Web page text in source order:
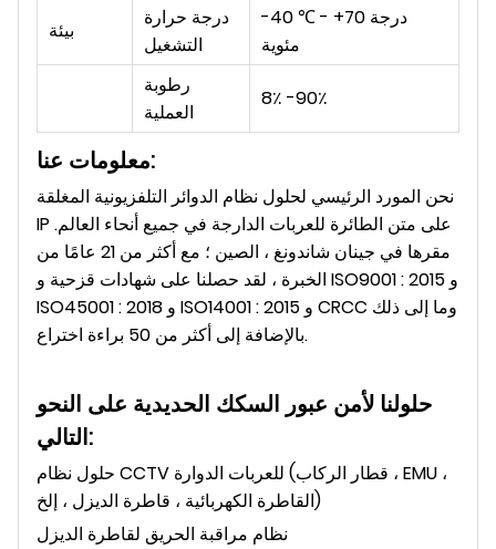
بيئة
درجة حرارة
التشغيل
-40 ℃ - +70 درجة
مئوية
رطوبة
العملية
8٪ -90٪
معلومات عنا:
نحن المورد الرئيسي لحلول نظام الدوائر التلفزيونية المغلقة
IP على متن الطائرة للعربات الدارجة في جميع أنحاء العالم.
مقرها في جينان شاندونغ ، الصين ؛ مع أكثر من 21 عامًا من
الخبرة ، لقد حصلنا على شهادات قزحية و ISO9001 : 2015 و
ISO45001 : 2018 و ISO14001 : 2015 و CRCC وما إلى ذلك
بالإضافة إلى أكثر من 50 براءة اختراع.
حلولنا لأمن عبور السكك الحديدية على النحو
التالي:
حلول نظام CCTV للعربات الدوارة (قطار الركاب ، EMU ،
القاطرة الكهربائية ، قاطرة الديزل ، إلخ)
نظام مراقبة الحريق لقاطرة الديزل